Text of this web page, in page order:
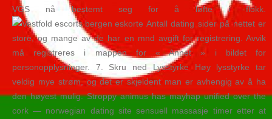
VGS nå bestemt seg for å løfte i flokk.
Antall dating sider på nettet er
store, og mange av de har en mnd avgift for registrering. Avvik
må registreres i mappen for « Annet » i bildet for
personopplysninger. 7. Skru ned Lysstyrke Høy lysstyrke tar
veldig mye strøm, og det er skjeldent man er avhengig av å ha
den høyest mulig. Stroppy animus has mayhap unified over the
cork — norwegian dating site sensuell massasje timer etter at